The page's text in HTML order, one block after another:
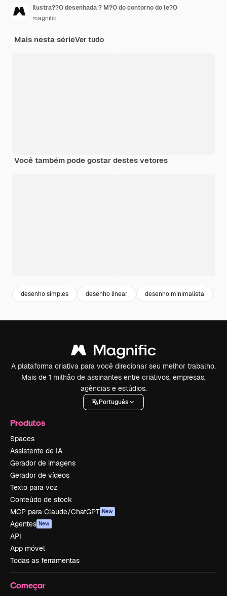
Ilustra??O desenhada ? M?O do contorno do le?O
magnific
Mais nesta sérieVer tudo
Você também pode gostar destes vetores
desenho simples desenho linear desenho minimalista
A plataforma criativa para você direcionar seu melhor trabalho.
Mais de 1 milhão de assinantes entre criativos, empresas,
agências e estúdios.
Português
Produtos
Spaces
Assistente de IA
Gerador de imagens
Gerador de vídeos
Texto para voz
Conteúdo de stock
MCP para Claude/ChatGPT New
Agentes New
API
App móvel
Todas as ferramentas
Começar